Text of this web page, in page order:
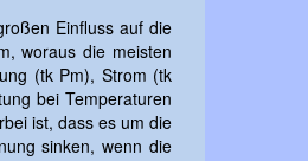
Einfluss auf die
woraus die meisten
(tk Pm), Strom (tk
bei Temperaturen
ist, dass es um die
sinken, wenn die